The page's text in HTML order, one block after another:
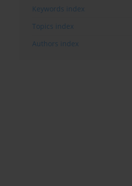
Keywords index
Topics index
Authors index